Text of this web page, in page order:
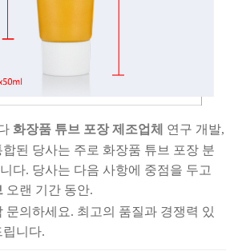
화장품 튜브 포장 제조업체 연구 개발,
된 당사는 주로 화장품 튜브 포장 분
다. 당사는 다음 사항에 중점을 두고
오랜 기간 동안.
문의하세요. 최고의 품질과 경쟁력 있
니다.